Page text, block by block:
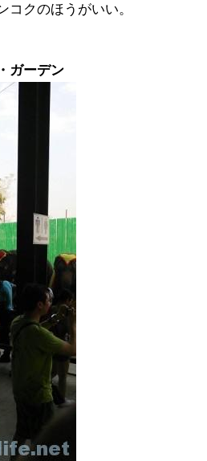
コクのほうがいい。
ガーデン